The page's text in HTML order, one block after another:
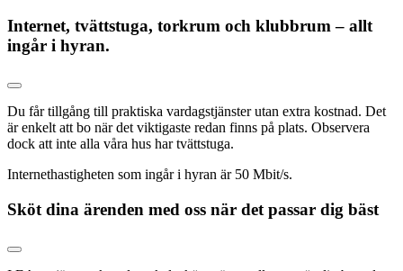
Internet, tvättstuga, torkrum och klubbrum – allt
ingår i hyran.
Du får tillgång till praktiska vardagstjänster utan extra kostnad. Det
är enkelt att bo när det viktigaste redan finns på plats. Observera
dock att inte alla våra hus har tvättstuga.
Internethastigheten som ingår i hyran är 50 Mbit/s.
Sköt dina ärenden med oss när det passar dig bäst